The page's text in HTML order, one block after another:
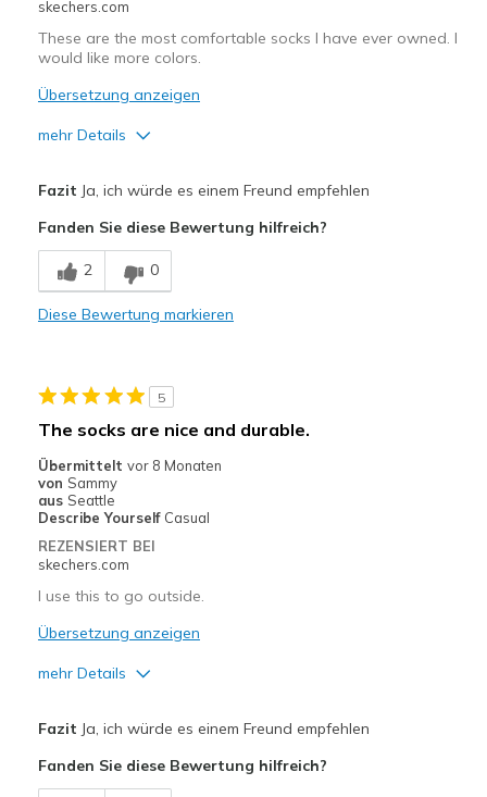
Sizing
View On Shoes
I'm Into Shoes
skechers.com
These are the most comfortable socks I have ever owned. I
would like more colors.
Übersetzung anzeigen
mehr Details
Breathe Well
Comfortable
View On Shoes
Shoes are for Wearing
Fazit Ja, ich würde es einem Freund empfehlen
Fanden Sie diese Bewertung hilfreich?
2 0
Diese Bewertung markieren
5
The socks are nice and durable.
Übermittelt vor 8 Monaten
von Sammy
aus Seattle
Describe Yourself Casual
REZENSIERT BEI
skechers.com
I use this to go outside.
Übersetzung anzeigen
mehr Details
Comfortable
Fazit Ja, ich würde es einem Freund empfehlen
Fanden Sie diese Bewertung hilfreich?